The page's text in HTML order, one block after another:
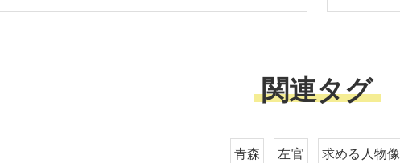
関連タグ
青森 左官 求める人物像